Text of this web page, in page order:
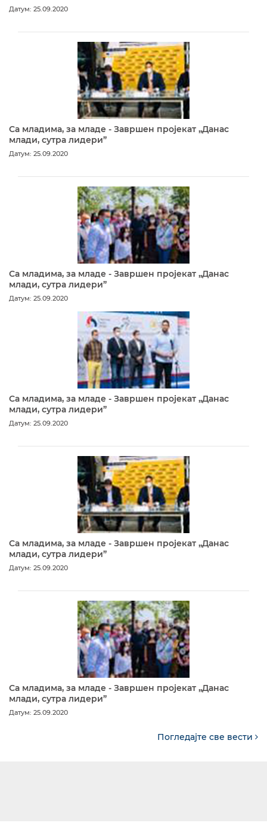
Датум: 25.09.2020
Са младима, за младе - Завршен пројекат „Данас
млади, сутра лидери”
Датум: 25.09.2020
Са младима, за младе - Завршен пројекат „Данас
млади, сутра лидери”
Датум: 25.09.2020
Са младима, за младе - Завршен пројекат „Данас
млади, сутра лидери”
Датум: 25.09.2020
Са младима, за младе - Завршен пројекат „Данас
млади, сутра лидери”
Датум: 25.09.2020
Са младима, за младе - Завршен пројекат „Данас
млади, сутра лидери”
Датум: 25.09.2020
Погледајте све вести